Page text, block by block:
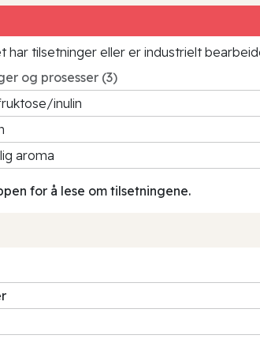
har tilsetninger eller er industrielt
og prosesser (3)
inulin
aroma
for å lese om tilsetningene.